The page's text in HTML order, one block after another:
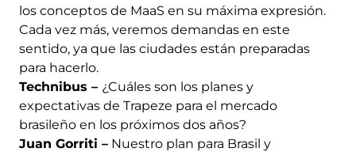
los conceptos de MaaS en su máxima expresión.
Cada vez más, veremos demandas en este
sentido, ya que las ciudades están preparadas
para hacerlo.
Technibus – ¿Cuáles son los planes y
expectativas de Trapeze para el mercado
brasileño en los próximos dos años?
Juan Gorriti – Nuestro plan para Brasil y